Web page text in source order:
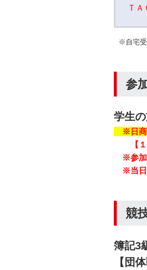
ＴＡ
※自宅受
参
学生
※日商
【１
※参加
※当日
競
簿記3
【団